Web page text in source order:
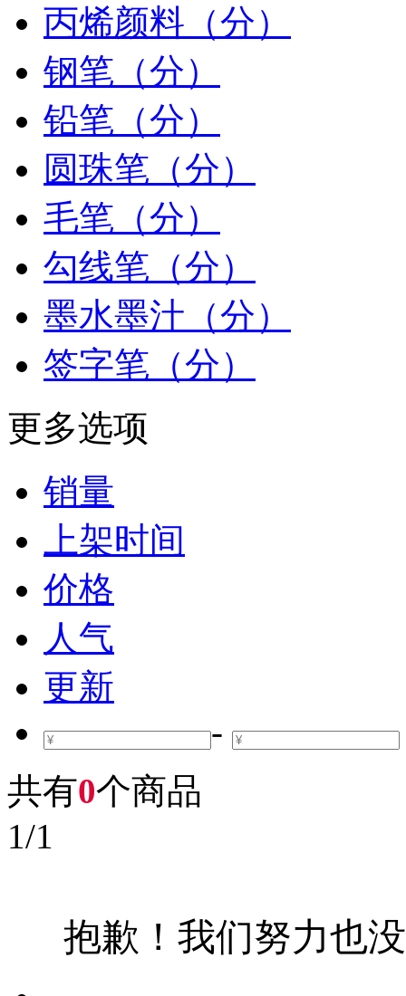
丙烯颜料（分）
钢笔（分）
铅笔（分）
圆珠笔（分）
毛笔（分）
勾线笔（分）
墨水墨汁（分）
签字笔（分）
更多选项
销量
上架时间
价格
人气
更新
-
共有0个商品
1/1
抱歉！我们努力也